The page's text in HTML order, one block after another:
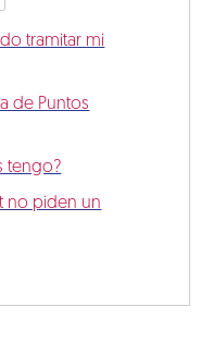
tramitar mi
de Puntos
tengo?
no piden un